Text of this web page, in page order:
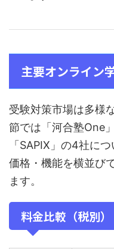
主要オンライン
受験対策市場は多様
節では「河合塾One
「SAPIX」の4社に
価格・機能を横並び
ます。
料金比較（税別）